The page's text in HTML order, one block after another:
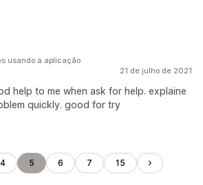
21 de julho de 2021
help to me when ask for help. explaine
quickly. good for try
usando a aplicação
4 5 6 7 15